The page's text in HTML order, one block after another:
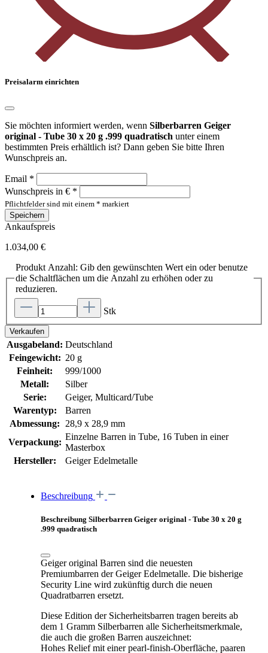
Preisalarm einrichten
Sie möchten informiert werden, wenn Silberbarren Geiger
original - Tube 30 x 20 g .999 quadratisch unter einem
bestimmten Preis erhältlich ist? Dann geben Sie bitte Ihren
Wunschpreis an.
Email *
Wunschpreis in € *
Pflichtfelder sind mit einem * markiert
Speichern
Ankaufspreis
1.034,00 €
Produkt Anzahl: Gib den gewünschten Wert ein oder benutze
die Schaltflächen um die Anzahl zu erhöhen oder zu
reduzieren.
Stk
Verkaufen
Ausgabeland: Deutschland
Feingewicht: 20 g
Feinheit:
999/1000
Metall:
Silber
Serie:
Geiger, Multicard/Tube
Warentyp:
Barren
Abmessung:
28,9 x 28,9 mm
Verpackung:
Einzelne Barren in Tube, 16 Tuben in einer
Masterbox
Hersteller:
Geiger Edelmetalle
Beschreibung
Beschreibung Silberbarren Geiger original - Tube 30 x 20 g
.999 quadratisch
Geiger original Barren sind die neuesten
Premiumbarren der Geiger Edelmetalle. Die bisherige
Security Line wird zukünftig durch die neuen
Quadratbarren ersetzt.
Diese Edition der Sicherheitsbarren tragen bereits ab
dem 1 Gramm Silberbarren alle Sicherheitsmerkmale,
die auch die großen Barren auszeichnet:
Hohes Relief mit einer pearl-finish-Oberfläche, paaren